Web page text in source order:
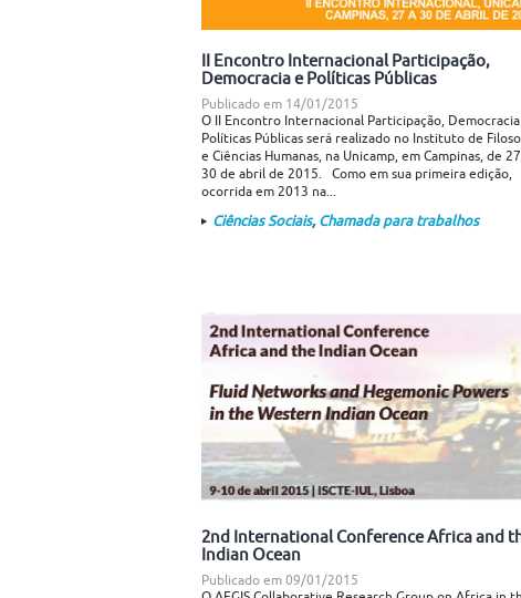
II Encontro Internacional Participação,
Democracia e Políticas Públicas
Publicado em 14/01/2015
O II Encontro Internacional Participação, Democracia
Políticas Públicas será realizado no Instituto de
e Ciências Humanas, na Unicamp, em Campinas, de
30 de abril de 2015. Como em sua primeira edição,
ocorrida em 2013 na...
Ciências Sociais, Chamada para trabalhos
2nd International Conference Africa and
Indian Ocean
Publicado em 09/01/2015